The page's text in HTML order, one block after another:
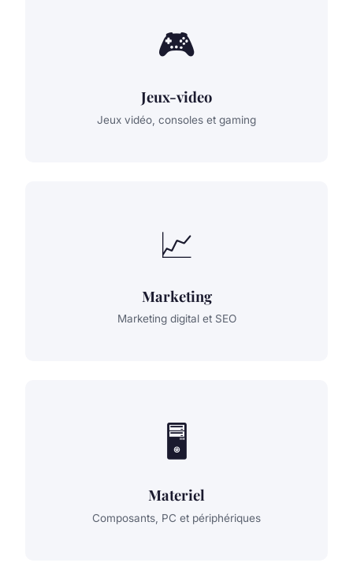
🎮
Jeux-video
Jeux vidéo, consoles et gaming
📈
Marketing
Marketing digital et SEO
🖥️
Materiel
Composants, PC et périphériques